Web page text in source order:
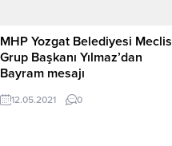
MHP Yozgat Belediyesi Meclis
Grup Başkanı Yılmaz’dan
Bayram mesajı
12.05.2021 0